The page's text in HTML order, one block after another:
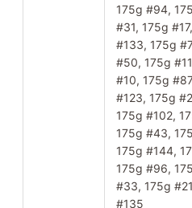
175g #94,
#31, 175g
#133, 175g
#50, 175g
#10, 175g
#123, 175g
175g #102,
175g #43,
175g #144,
175g #96,
#33, 175g
#135